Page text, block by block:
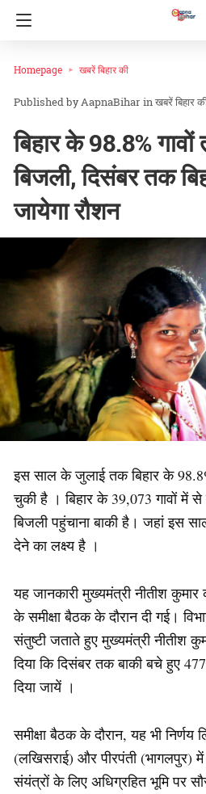
Homepage खबरें बिहार की
AapnaBihar inखबरें बिहार
बिहार के 98.8%
बिजली, दिसंबर तक
जायेगा रौशन
इस साल के जुलाई तक बिहार के
चुकी है । बिहार के 39,073 गावों में
बिजली पहुंचाना बाकी है। जहां इस
देने का लक्ष्य है ।
यह जानकारी मुख्यमंत्री नीतीश कुमार
के समीक्षा बैठक के दौरान दी गई।
संतुष्टी जताते हुए मुख्यमंत्री नीतीश
दिया कि दिसंबर तक बाकी बचे हुए
दिया जायें ।
समीक्षा बैठक के दौरान, यह भी निर्णय
(लखिसराई) और पीरपंती (भागलपुर) में
संयंत्रों के लिए अधिग्रहित भूमि पर